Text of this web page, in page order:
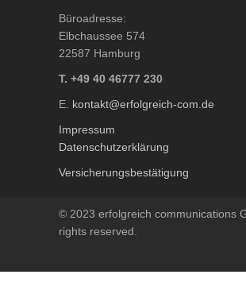
Büroadresse:
Elbchaussee 574
22587 Hamburg
T. +49 40 46777 230
E. kontakt@erfolgreich-com.de
Impressum
Datenschutzerklärung
Versicherungsbestätigung
© 2023 erfolgreich communications
rights reserved.